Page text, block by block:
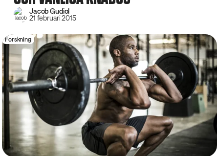
Jacob Gudiol
21 februari 2015
Forskning